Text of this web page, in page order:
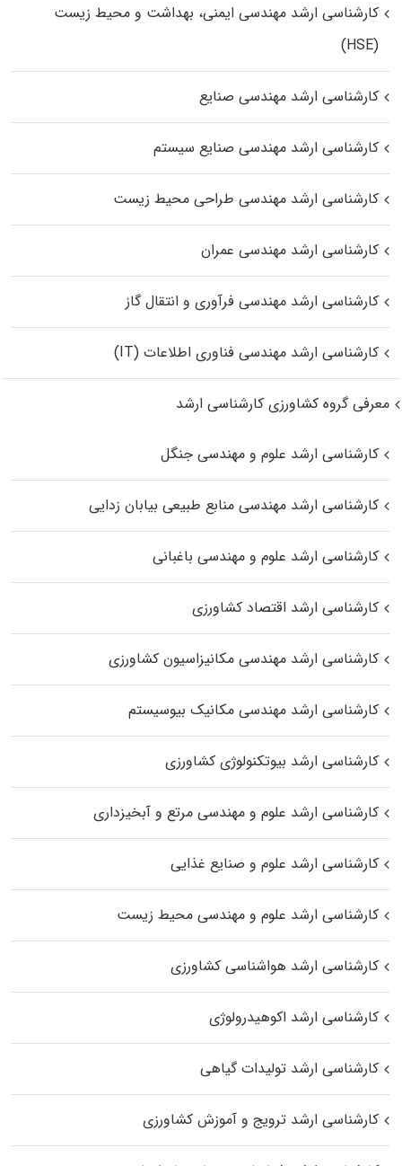
کارشناسی ارشد مهندسی ایمنی، بهداشت و محیط زیست
(HSE)
کارشناسی ارشد مهندسی صنایع
کارشناسی ارشد مهندسی صنایع سیستم
کارشناسی ارشد مهندسی طراحی محیط زیست
کارشناسی ارشد مهندسی عمران
کارشناسی ارشد مهندسی فرآوری و انتقال گاز
کارشناسی ارشد مهندسی فناوری اطلاعات (IT)
معرفی گروه کشاورزی کارشناسی ارشد
کارشناسی ارشد علوم و مهندسی جنگل
کارشناسی ارشد مهندسی منابع طبیعی بیابان زدایی
کارشناسی ارشد علوم و مهندسی باغبانی
کارشناسی ارشد اقتصاد کشاورزی
کارشناسی ارشد مهندسی مکانیزاسیون کشاورزی
کارشناسی ارشد مهندسی مکانیک بیوسیستم
کارشناسی ارشد بیوتکنولوژی کشاورزی
کارشناسی ارشد علوم و مهندسی مرتع و آبخیزداری
کارشناسی ارشد علوم و صنایع غذایی
کارشناسی ارشد علوم و مهندسی محیط زیست
کارشناسی ارشد هواشناسی کشاورزی
کارشناسی ارشد اکوهیدرولوژی
کارشناسی ارشد تولیدات گیاهی
کارشناسی ارشد ترویج و آموزش کشاورزی